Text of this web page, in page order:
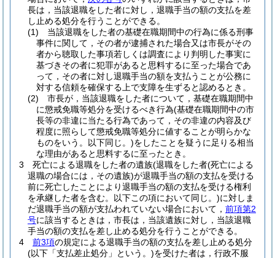
長は，当該退職をした者に対し，退職手当の額の支払を差
し止める処分を行うことができる。
(1)
当該退職をした者の基礎在職期間中の行為に係る刑事
事件に関して，その者が逮捕された場合又は市長がその
者から聴取した事項若しくは調査により判明した事実に
基づきその者に犯罪があると思料するに至った場合であ
って，その者に対し退職手当の額を支払うことが公務に
対する信頼を確保する上で支障を生ずると認めるとき。
(2)
市長が，当該退職をした者について，基礎在職期間中
に懲戒免職等処分を受けるべき行為(基礎在職期間中の市
長等の非違に当たる行為であって，その非違の内容及び
程度に照らして懲戒免職等処分に値することが明らかな
ものをいう。以下同じ。)をしたことを疑うに足りる相当
な理由があると思料するに至ったとき。
3
死亡による退職をした者の遺族(退職をした者(死亡による
退職の場合には，その遺族)が退職手当の額の支払を受ける
前に死亡したことにより退職手当の額の支払を受ける権利
を承継した者を含む。以下この項において同じ。)に対しま
だ退職手当の額が支払われていない場合において， 前項第2
号に該当するときは，市長は，当該遺族に対し，当該退職
手当の額の支払を差し止める処分を行うことができる。
4
前3項の規定による退職手当の額の支払を差し止める処分
(以下「支払差止処分」という。)を受けた者は，行政不服